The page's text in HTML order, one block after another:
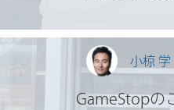
小椋 学
GameStopの